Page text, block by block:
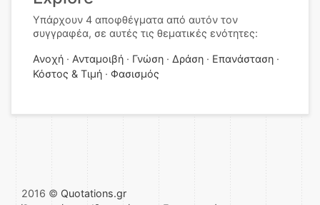
Υπάρχουν 4 αποφθέγματα από αυτόν τον
συγγραφέα, σε αυτές τις θεματικές ενότητες:
Ανοχή Ανταμοιβή Γνώση Δράση
Επανάσταση
Κόστος & Τιμή
Φασισμός
2016 © Quotations.gr